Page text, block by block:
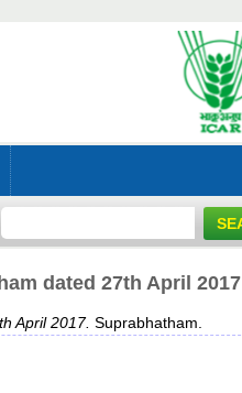
27th April 2017
2017. Suprabhatham.